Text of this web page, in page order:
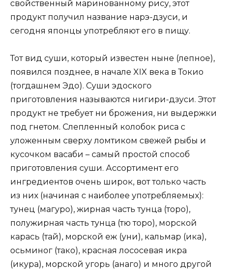
свойственный маринованному рису, этот
продукт получил название нарэ-дзуси, и
сегодня японцы употребляют его в пищу.
Тот вид суши, который известен ныне (лепное),
появился позднее, в начале XIX века в Токио
(тогдашнем Эдо). Суши эдоского
приготовления называются нигири-дзуси. Этот
продукт не требует ни брожения, ни выдержки
под гнетом. Слепленный колобок риса с
уложенным сверху ломтиком свежей рыбы и
кусочком васаби – самый простой способ
приготовления суши. Ассортимент его
ингредиентов очень широк, вот только часть
из них (начиная с наиболее употребляемых):
тунец (магуро), жирная часть тунца (торо),
полужирная часть тунца (тю торо), морской
карась (тай), морской еж (уни), кальмар (ика),
осьминог (тако), красная лососевая икра
(икура), морской угорь (анаго) и много другой